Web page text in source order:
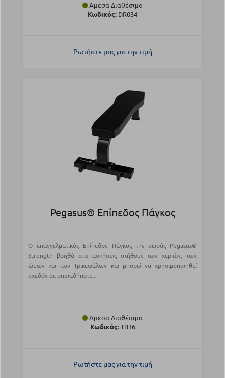
Άμεσα Διαθέσιμο
Κωδικός: DR034
Ρωτήστε μας για την τιμή
Pegasus® Επίπεδος Πάγκος
Ο επαγγελματικός Επίπεδος Πάγκος της σειράς Pegasus®
Strength βοηθά στις ασκήσεις στήθους των χεριών, των
ώμων και των Τρικεφάλων και μπορεί να χρησιμοποιηθεί
σχεδόν σε οποιαδήποτε...
Άμεσα Διαθέσιμο
Κωδικός:TB36
Ρωτήστε μας για την τιμή